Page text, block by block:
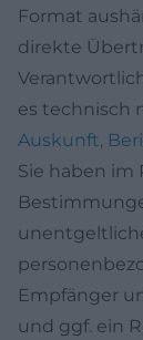
Format
direkte
es technisch
Auskunft,
Sie haben im
Empfänger
und ggf. ein